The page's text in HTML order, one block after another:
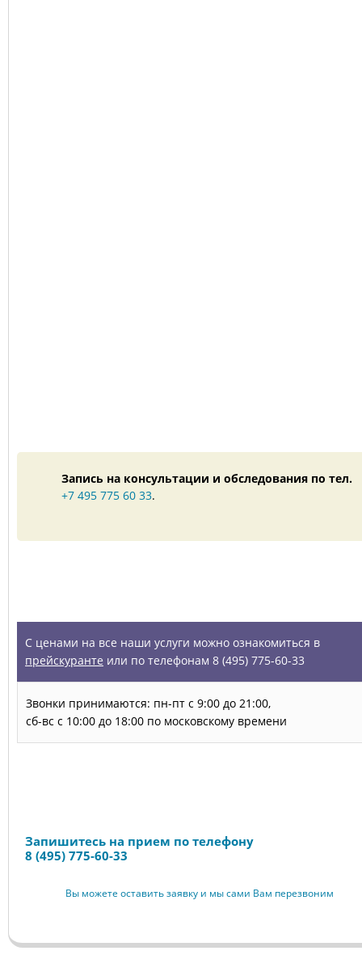
Запись на консультации и обследования по тел.
+7 495 775 60 33.
С ценами на все наши услуги можно ознакомиться в
прейскуранте или по телефонам 8 (495) 775-60-33
Звонки принимаются: пн-пт с 9:00 до 21:00,
сб-вс с 10:00 до 18:00 по московскому времени
Запишитесь на прием по телефону
8 (495) 775-60-33
Вы можете оставить заявку и мы сами Вам перезвоним